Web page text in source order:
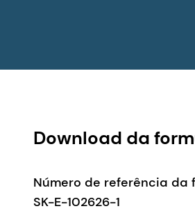
Download da
Número de referência da
SK-E-102626-1